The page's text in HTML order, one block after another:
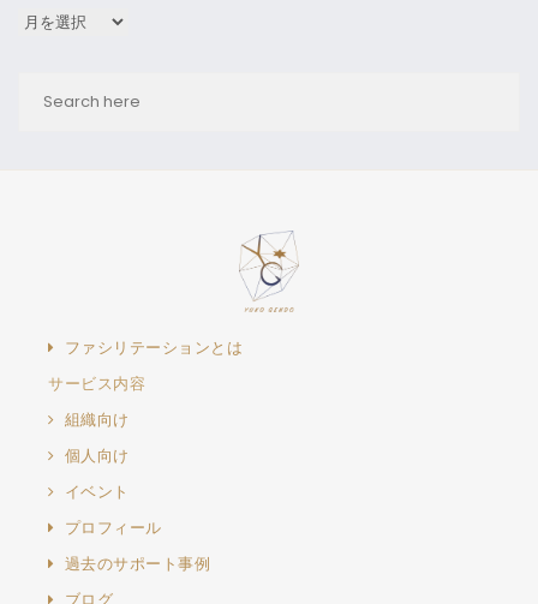
アーカイブ
ファシリテーションとは
サービス内容
組織向け
個人向け
イベント
プロフィール
過去のサポート事例
ブログ